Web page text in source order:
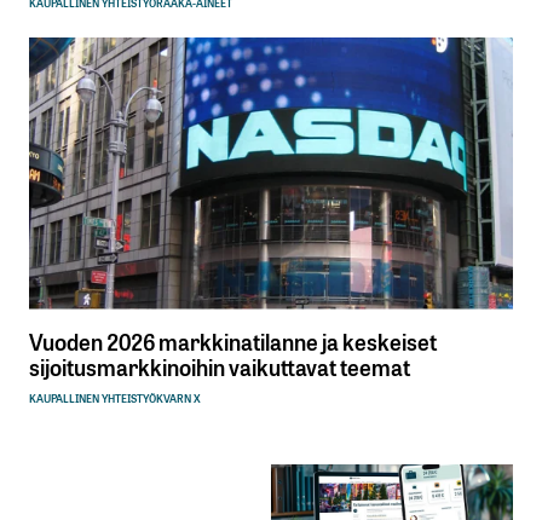
Vuoden 2026 markkinatilanne ja keskeiset
sijoitusmarkkinoihin vaikuttavat teemat
KAUPALLINEN YHTEISTYÖKVARN X